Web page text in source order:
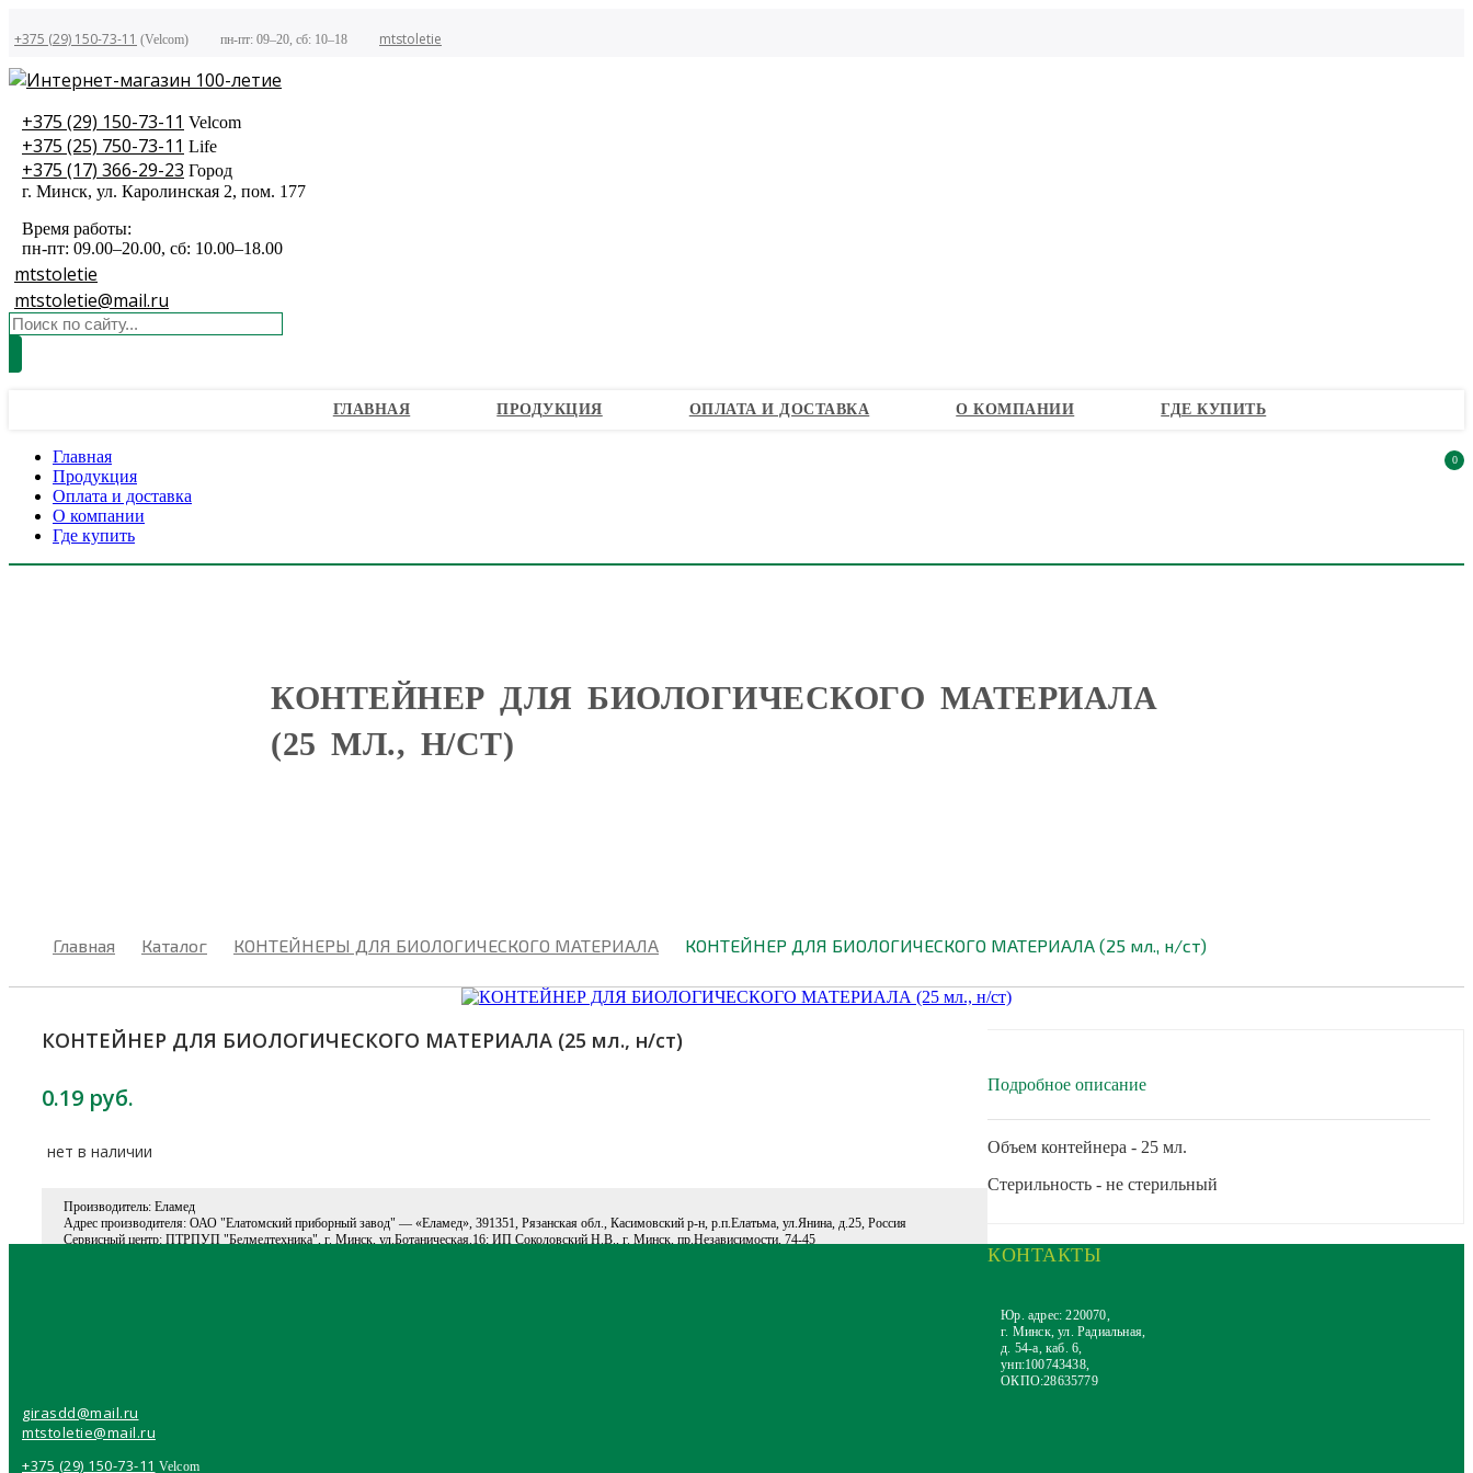
+375 (29) 150-73-11 (Velcom) пн-пт: 09–20, сб: 10–18 mtstoletie
+375 (29) 150-73-11 Velcom
+375 (25) 750-73-11 Life
+375 (17) 366-29-23 Город
г. Минск, ул. Каролинская 2, пом. 177
Время работы:
пн-пт: 09.00–20.00, сб: 10.00–18.00
mtstoletie
mtstoletie@mail.ru
ГЛАВНАЯ ПРОДУКЦИЯ ОПЛАТА И ДОСТАВКА О КОМПАНИИ ГДЕ КУПИТЬ
0
Главная
Продукция
Оплата и доставка
О компании
Где купить
КОНТЕЙНЕР ДЛЯ БИОЛОГИЧЕСКОГО МАТЕРИАЛА
(25 МЛ., Н/СТ)
Главная Каталог КОНТЕЙНЕРЫ ДЛЯ БИОЛОГИЧЕСКОГО МАТЕРИАЛА КОНТЕЙНЕР ДЛЯ БИОЛОГИЧЕСКОГО МАТЕРИАЛА (25 мл., н/ст)
КОНТЕЙНЕР ДЛЯ БИОЛОГИЧЕСКОГО МАТЕРИАЛА (25 мл., н/ст)
0.19 руб.
нет в наличии
Производитель: Еламед
Адрес производителя: ОАО "Елатомский приборный завод" — «Еламед», 391351, Рязанская обл., Касимовский р-н, р.п.Елатьма, ул.Янина, д.25, Россия
Сервисный центр: ПТРПУП "Белмедтехника", г. Минск, ул.Ботаническая,16; ИП Соколовский Н.В., г. Минск, пр.Независимости, 74-45
Подробное описание
Объем контейнера - 25 мл.
Стерильность - не стерильный
КОНТАКТЫ
Юр. адрес: 220070,
г. Минск, ул. Радиальная,
д. 54-а, каб. 6,
унп:100743438,
ОКПО:28635779
girasdd@mail.ru
mtstoletie@mail.ru
+375 (29) 150-73-11 Velcom